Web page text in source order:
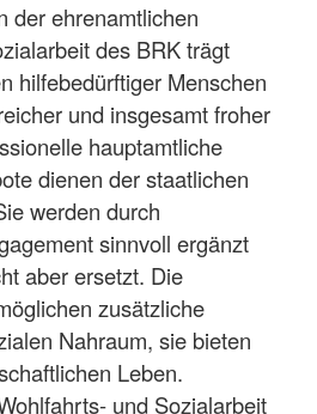
der ehrenamtlichen
des BRK trägt
hilfebedürftiger Menschen
und insgesamt froher
hauptamtliche
dienen der staatlichen
werden durch
sinnvoll ergänzt
aber ersetzt. Die
zusätzliche
Nahraum, sie bieten
Leben.
und Sozialarbeit